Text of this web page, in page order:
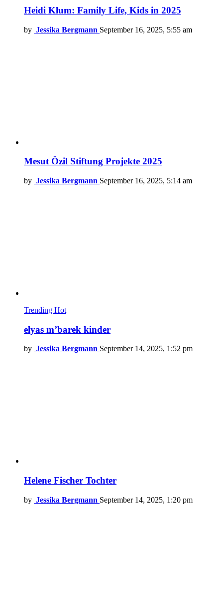
Heidi Klum: Family Life, Kids in 2025
by Jessika Bergmann September 16, 2025, 5:55 am
Mesut Özil Stiftung Projekte 2025
by Jessika Bergmann September 16, 2025, 5:14 am
Trending Hot
elyas m’barek kinder
by Jessika Bergmann September 14, 2025, 1:52 pm
Helene Fischer Tochter
by Jessika Bergmann September 14, 2025, 1:20 pm